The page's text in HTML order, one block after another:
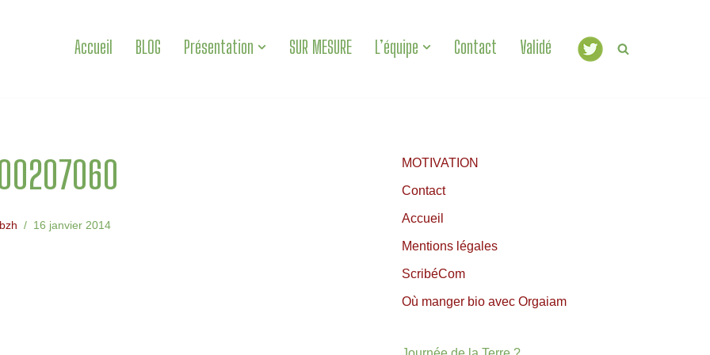
Accueil BLOG Présentation SUR MESURE L’équipe Contact Validé
16 janvier 2014
MOTIVATION
Contact
Accueil
Mentions légales
ScribéCom
Où manger bio avec Orgaiam